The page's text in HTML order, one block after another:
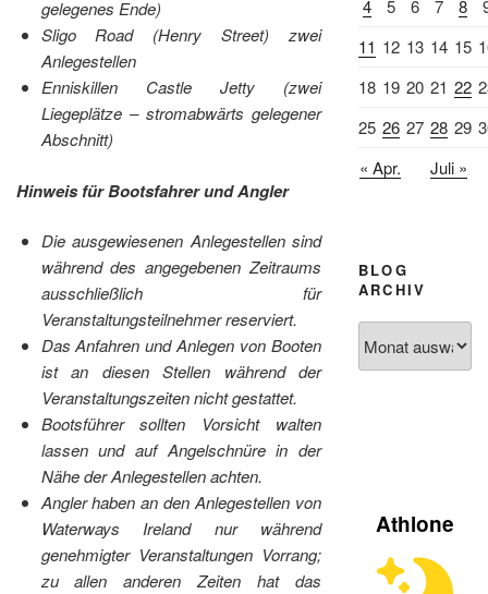
gelegenes Ende)
Sligo Road (Henry Street) zwei
Anlegestellen
Enniskillen Castle Jetty (zwei
Liegeplätze – stromabwärts gelegener
Abschnitt)
Hinweis für Bootsfahrer und Angler
Die ausgewiesenen Anlegestellen sind
während des angegebenen Zeitraums
ausschließlich für
Veranstaltungsteilnehmer reserviert.
Das Anfahren und Anlegen von Booten
ist an diesen Stellen während der
Veranstaltungszeiten nicht gestattet.
Bootsführer sollten Vorsicht walten
lassen und auf Angelschnüre in der
Nähe der Anlegestellen achten.
Angler haben an den Anlegestellen von
Waterways Ireland nur während
genehmigter Veranstaltungen Vorrang;
zu allen anderen Zeiten hat das
4 5 6 7 8
11 12 13 14 15
18 19 20 21 22
25 26 27 28 29
« Apr.
Juli »
BLOG
ARCHIV
Archiv
Athlone